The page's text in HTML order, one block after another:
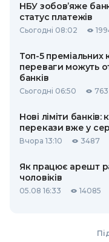
НБУ зобов’яже
статус платежів
Сьогодні 08:02
Топ-5 преміальних
переваги можуть
банків
Сьогодні 06:50 763
Нові ліміти
перекази вже у
Вчора 13:10 3487
Як працює арешт
чоловіків
05.08 16:33 14085